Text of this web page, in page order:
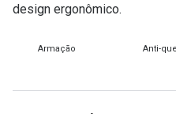
design ergonômico.
Armação Anti-